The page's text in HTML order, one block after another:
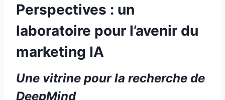
Perspectives : un
laboratoire pour l’avenir du
marketing IA
Une vitrine pour la recherche de
DeepMind